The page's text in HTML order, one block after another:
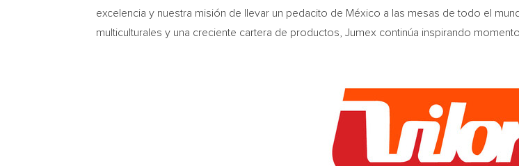
excelencia y nuestra misión de llevar un pedacito de México a las mesas de todo el
multiculturales y una creciente cartera de productos, Jumex continúa inspirando